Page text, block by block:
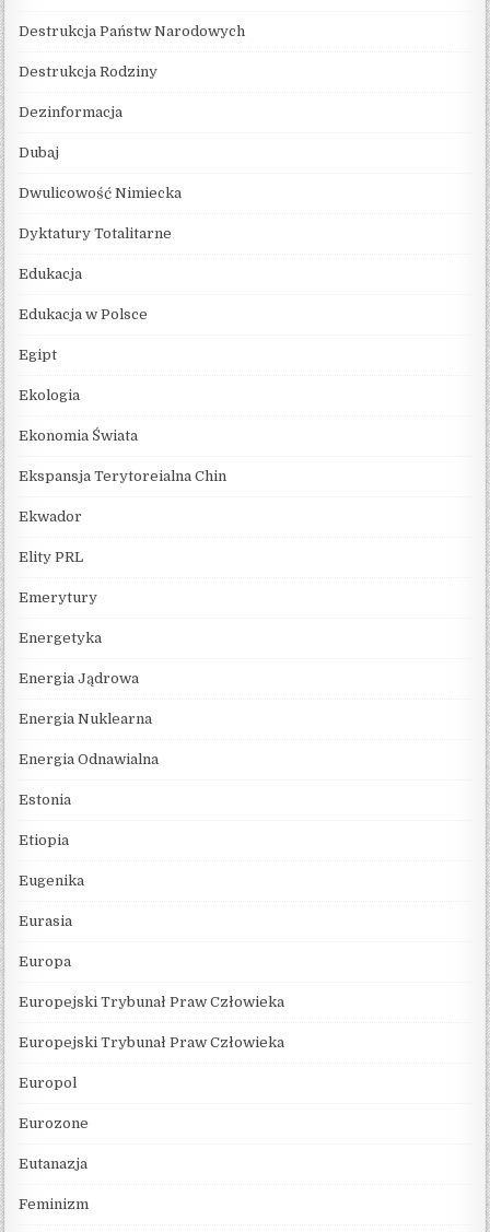
Destrukcja Państw Narodowych
Destrukcja Rodziny
Dezinformacja
Dubaj
Dwulicowość Nimiecka
Dyktatury Totalitarne
Edukacja
Edukacja w Polsce
Egipt
Ekologia
Ekonomia Świata
Ekspansja Terytoreialna Chin
Ekwador
Elity PRL
Emerytury
Energetyka
Energia Jądrowa
Energia Nuklearna
Energia Odnawialna
Estonia
Etiopia
Eugenika
Eurasia
Europa
Europejski Trybunał Praw Człowieka
Europejski Trybunał Praw Człowieka
Europol
Eurozone
Eutanazja
Feminizm